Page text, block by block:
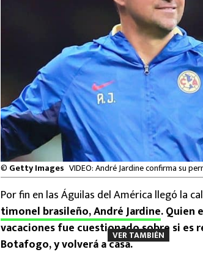
© Getty Images VIDEO: André Jardine confirma su
Por fin en las Águilas del América llegó la
timonel brasileño, André Jardine. Quien
vacaciones fue cuestionado sobre si es
Botafogo, y volverá a casa.
VER TAMBIÉN